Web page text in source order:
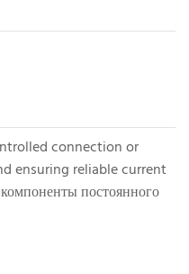
connection or
ensuring reliable current
постоянного